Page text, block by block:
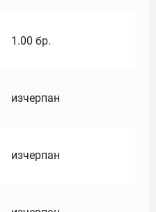
1.00 бр.
изчерпан
изчерпан